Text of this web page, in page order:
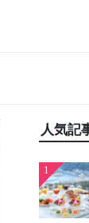
人気記
1